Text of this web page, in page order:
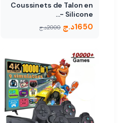
Coussinets de Talon en
Silicone -…
1650د.ج 2000د.ج